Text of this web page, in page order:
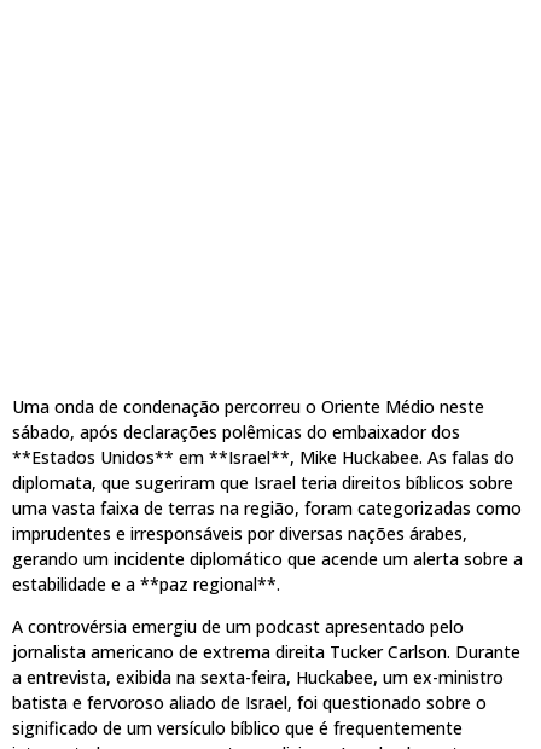
Uma onda de condenação percorreu o Oriente Médio neste
sábado, após declarações polêmicas do embaixador dos
**Estados Unidos** em **Israel**, Mike Huckabee. As falas do
diplomata, que sugeriram que Israel teria direitos bíblicos sobre
uma vasta faixa de terras na região, foram categorizadas como
imprudentes e irresponsáveis por diversas nações árabes,
gerando um incidente diplomático que acende um alerta sobre a
estabilidade e a **paz regional**.
A controvérsia emergiu de um podcast apresentado pelo
jornalista americano de extrema direita Tucker Carlson. Durante
a entrevista, exibida na sexta-feira, Huckabee, um ex-ministro
batista e fervoroso aliado de Israel, foi questionado sobre o
significado de um versículo bíblico que é frequentemente